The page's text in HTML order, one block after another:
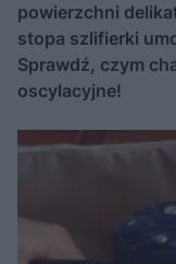
powierzchni
stopa szlifierki
Sprawdź, czym
oscylacyjne!